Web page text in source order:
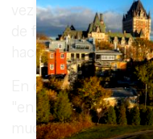
vez se recuperan
de fallecimiento ha
hace un año.
En contraposición,
"en incidencia
mucho menos".